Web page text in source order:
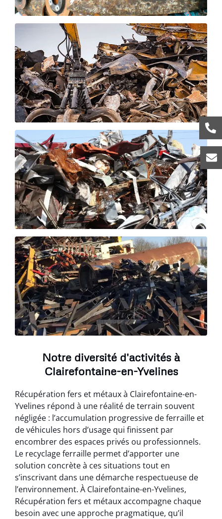
Notre diversité d'activités à
Clairefontaine-en-Yvelines
Récupération fers et métaux à Clairefontaine-en-
Yvelines répond à une réalité de terrain souvent
négligée : l’accumulation progressive de ferraille et
de véhicules hors d’usage qui finissent par
encombrer des espaces privés ou professionnels.
Le recyclage ferraille permet d’apporter une
solution concrète à ces situations tout en
s’inscrivant dans une démarche respectueuse de
l’environnement. À Clairefontaine-en-Yvelines,
Récupération fers et métaux accompagne chaque
besoin avec une approche pragmatique, qu’il